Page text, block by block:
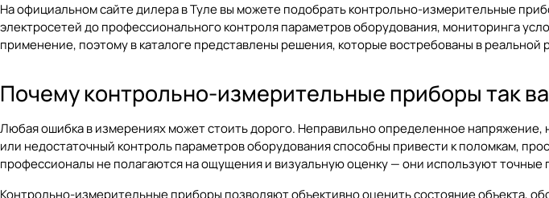
На официальном сайте дилера в Туле вы можете подобрать контрольно-измерительные
электросетей до профессионального контроля параметров оборудования, мониторинга
применение, поэтому в каталоге представлены решения, которые востребованы в реальной
Почему контрольно-измерительные приборы так
Любая ошибка в измерениях может стоить дорого. Неправильно определенное
или недостаточный контроль параметров оборудования способны привести к поломкам,
профессионалы не полагаются на ощущения и визуальную оценку — они используют точные
Контрольно-измерительные приборы позволяют объективно оценить состояние объекта,